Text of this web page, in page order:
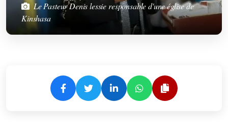
Le Pasteur Denis lessie responsable d'une église de
Kinshasa